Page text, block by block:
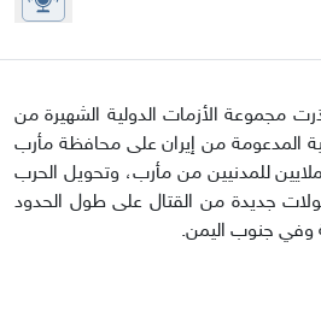
مجموعة الأزمات الدولية الشهيرة من
المدعومة من إيران على محافظة مأرب
للمدنيين من مأرب، وتحويل الحرب
جديدة من القتال على طول الحدود
وفي جنوب اليمن.